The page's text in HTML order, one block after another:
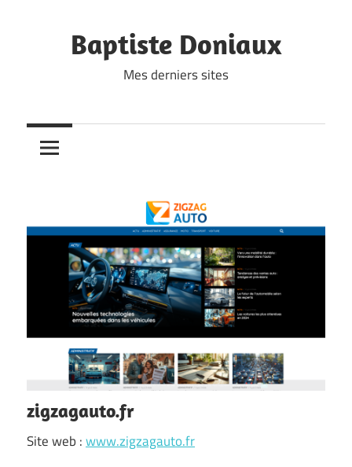
Baptiste Doniaux
Mes derniers sites
zigzagauto.fr
Site web :www.zigzagauto.fr